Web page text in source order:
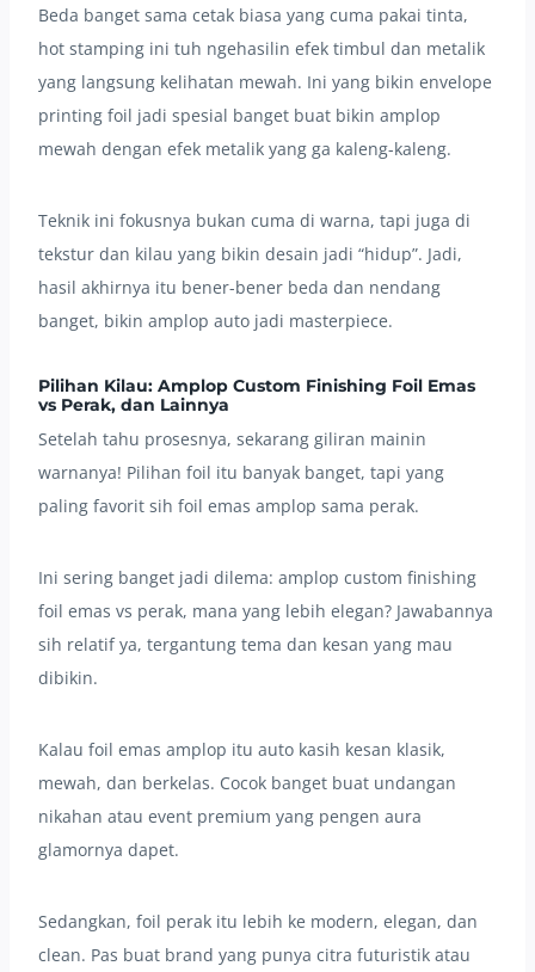
Beda banget sama cetak biasa yang cuma pakai tinta,
hot stamping ini tuh ngehasilin efek timbul dan metalik
yang langsung kelihatan mewah. Ini yang bikin envelope
printing foil jadi spesial banget buat bikin amplop
mewah dengan efek metalik yang ga kaleng-kaleng.
Teknik ini fokusnya bukan cuma di warna, tapi juga di
tekstur dan kilau yang bikin desain jadi “hidup”. Jadi,
hasil akhirnya itu bener-bener beda dan nendang
banget, bikin amplop auto jadi masterpiece.
Pilihan Kilau: Amplop Custom Finishing Foil Emas
vs Perak, dan Lainnya
Setelah tahu prosesnya, sekarang giliran mainin
warnanya! Pilihan foil itu banyak banget, tapi yang
paling favorit sih foil emas amplop sama perak.
Ini sering banget jadi dilema: amplop custom finishing
foil emas vs perak, mana yang lebih elegan? Jawabannya
sih relatif ya, tergantung tema dan kesan yang mau
dibikin.
Kalau foil emas amplop itu auto kasih kesan klasik,
mewah, dan berkelas. Cocok banget buat undangan
nikahan atau event premium yang pengen aura
glamornya dapet.
Sedangkan, foil perak itu lebih ke modern, elegan, dan
clean. Pas buat brand yang punya citra futuristik atau